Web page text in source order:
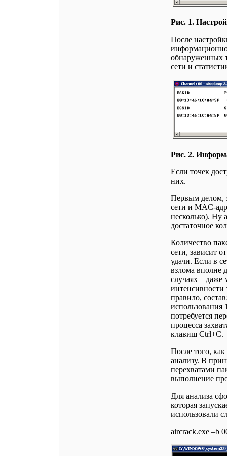
Рис. 1.
После
обнаруженных
сети и
Рис. 2.
Если точек
них.
Первым делом,
сети и MAC-
несколько). Ну
достаточное
Количество
сети, зависит
удачи. Если в
взлома вполне
случаях – даже
интенсивности
правило,
использования
потребуется
процесса
клавиш Ctrl+C.
После того,
анализу. В
перехватами
выполнение
Для анализа
которая
использовали
aircrack.exe –b